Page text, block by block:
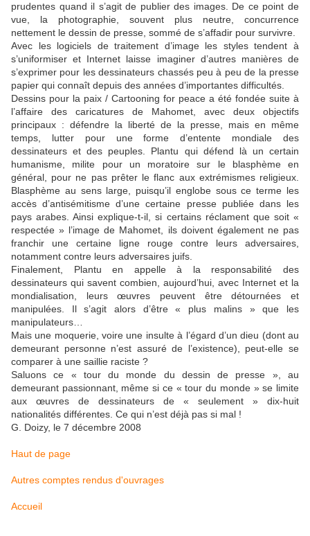
prudentes quand il s’agit de publier des images. De ce point de
vue, la photographie, souvent plus neutre, concurrence
nettement le dessin de presse, sommé de s’affadir pour survivre.
Avec les logiciels de traitement d’image les styles tendent à
s’uniformiser et Internet laisse imaginer d’autres manières de
s’exprimer pour les dessinateurs chassés peu à peu de la presse
papier qui connaît depuis des années d’importantes difficultés.
Dessins pour la paix / Cartooning for peace a été fondée suite à
l’affaire des caricatures de Mahomet, avec deux objectifs
principaux : défendre la liberté de la presse, mais en même
temps, lutter pour une forme d’entente mondiale des
dessinateurs et des peuples. Plantu qui défend là un certain
humanisme, milite pour un moratoire sur le blasphème en
général, pour ne pas prêter le flanc aux extrémismes religieux.
Blasphème au sens large, puisqu’il englobe sous ce terme les
accès d’antisémitisme d’une certaine presse publiée dans les
pays arabes. Ainsi explique-t-il, si certains réclament que soit «
respectée » l’image de Mahomet, ils doivent également ne pas
franchir une certaine ligne rouge contre leurs adversaires,
notamment contre leurs adversaires juifs.
Finalement, Plantu en appelle à la responsabilité des
dessinateurs qui savent combien, aujourd’hui, avec Internet et la
mondialisation, leurs œuvres peuvent être détournées et
manipulées. Il s’agit alors d’être « plus malins » que les
manipulateurs…
Mais une moquerie, voire une insulte à l’égard d’un dieu (dont au
demeurant personne n’est assuré de l’existence), peut-elle se
comparer à une saillie raciste ?
Saluons ce « tour du monde du dessin de presse », au
demeurant passionnant, même si ce « tour du monde » se limite
aux œuvres de dessinateurs de « seulement » dix-huit
nationalités différentes. Ce qui n’est déjà pas si mal !
G. Doizy, le 7 décembre 2008
Haut de page
Autres comptes rendus d'ouvrages
Accueil